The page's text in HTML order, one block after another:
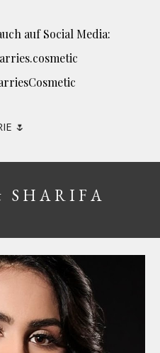
auf Social Media:
🌷
H A R I F A